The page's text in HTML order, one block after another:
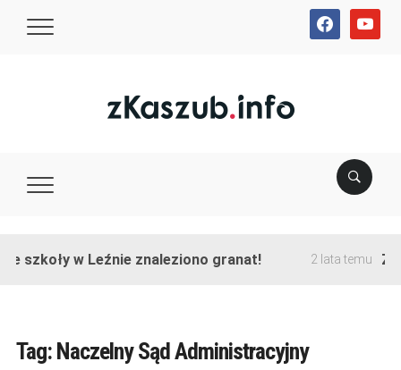
facebookyoutube
szkoły w Leźnie znaleziono granat! 2 lata temu
Tag: Naczelny Sąd Administracyjny